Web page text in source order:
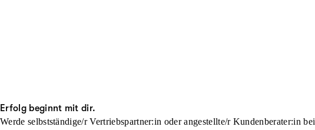
Erfolg beginnt mit dir.
Werde selbstständige/r Vertriebspartner:in oder angestellte/r Kundenberater:in